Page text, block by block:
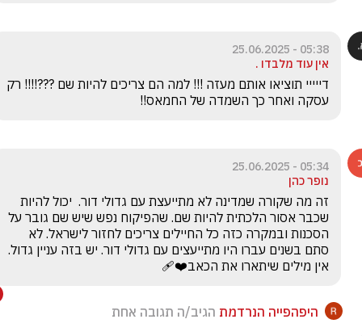
05:38 - 25.06.2025
אין עוד מלבדו .
עסקה ואחר כך השמדה של החמאס!!
05:34 - 25.06.2025
נופר כהן
אין מילים שיתארו את הכאב❤️‍🩹
היפהפייה הנרדמת הגיב/ה תגובה אחת